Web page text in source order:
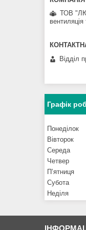
ТОВ
Відділ
Графік
Понеділок
Вівторок
Середа
Четвер
Пʼятниця
Субота
Неділя